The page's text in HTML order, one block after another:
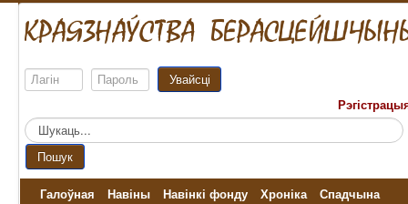
Увайсці
Пошук...
Пошук
Галоўная Навіны Навінкі фонду Хроніка
Спадчына